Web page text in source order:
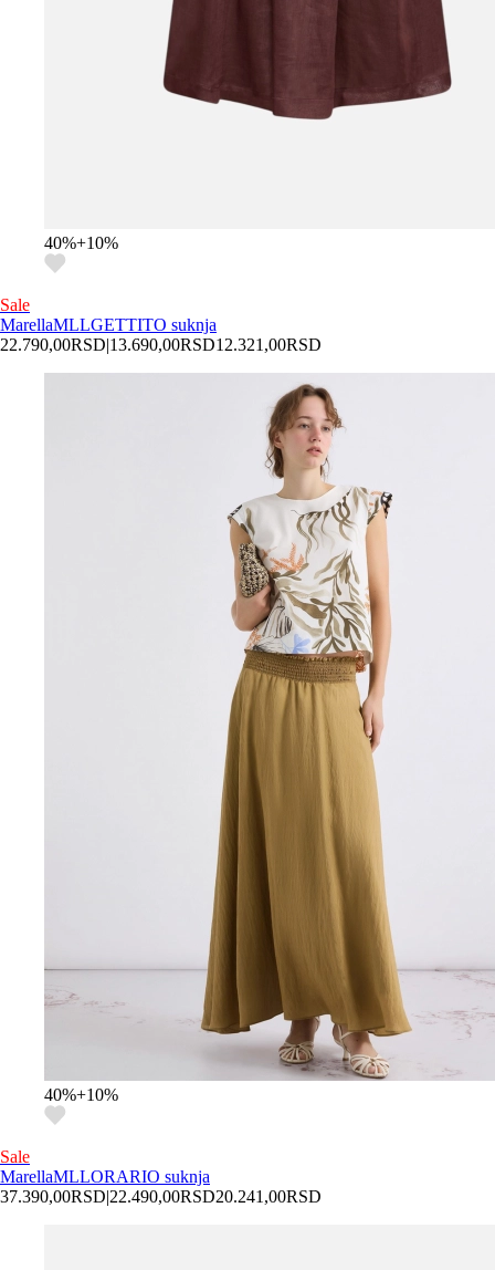
40%+10%
Sale
MarellaMLLGETTITO suknja
22.790,00RSD|13.690,00RSD12.321,00RSD
40%+10%
Sale
MarellaMLLORARIO suknja
37.390,00RSD|22.490,00RSD20.241,00RSD